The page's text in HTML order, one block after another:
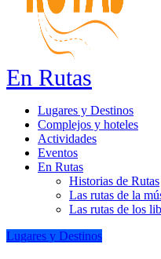
En Rutas
Lugares y Destinos
Complejos y hoteles
Actividades
Eventos
En Rutas
Historias de Rutas
Las rutas de la
Las rutas de los
Lugares y Destinos